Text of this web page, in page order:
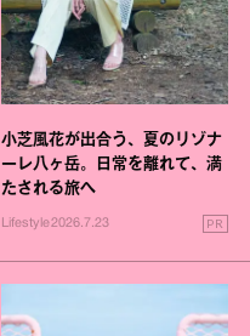
小芝風花が出合う、夏のリゾナ
ーレ八ヶ岳。日常を離れて、満
たされる旅へ
Lifestyle2026.7.23 PR